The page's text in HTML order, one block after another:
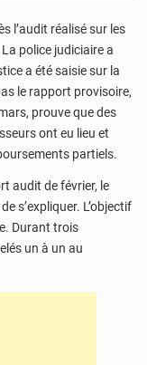
l’audit réalisé sur les
police judiciaire a
a été saisie sur la
le rapport provisoire,
prouve que des
ont eu lieu et
partiels.
audit de février, le
s’expliquer. L’objectif
Durant trois
un à un au